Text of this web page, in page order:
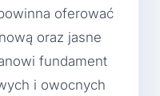
oferować
oraz jasne
fundament
i owocnych